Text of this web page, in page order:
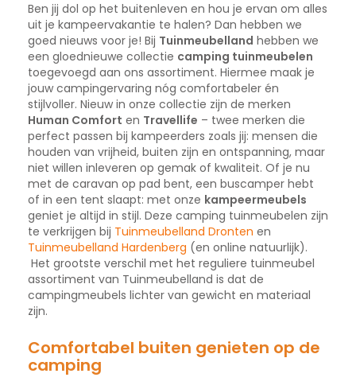
Ben jij dol op het buitenleven en hou je ervan om alles
uit je kampeervakantie te halen? Dan hebben we
goed nieuws voor je! Bij Tuinmeubelland hebben we
een gloednieuwe collectie camping tuinmeubelen
toegevoegd aan ons assortiment. Hiermee maak je
jouw campingervaring nóg comfortabeler én
stijlvoller. Nieuw in onze collectie zijn de merken
Human Comfort en Travellife – twee merken die
perfect passen bij kampeerders zoals jij: mensen die
houden van vrijheid, buiten zijn en ontspanning, maar
niet willen inleveren op gemak of kwaliteit. Of je nu
met de caravan op pad bent, een buscamper hebt
of in een tent slaapt: met onze kampeermeubels
geniet je altijd in stijl. Deze camping tuinmeubelen zijn
te verkrijgen bij Tuinmeubelland Dronten en
Tuinmeubelland Hardenberg (en online natuurlijk).
Het grootste verschil met het reguliere tuinmeubel
assortiment van Tuinmeubelland is dat de
campingmeubels lichter van gewicht en materiaal
zijn.
Comfortabel buiten genieten op de
camping